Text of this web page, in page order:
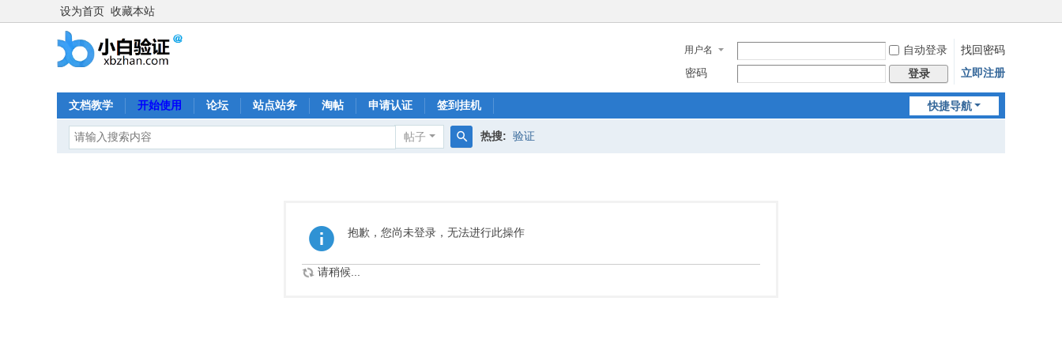
设为首页 收藏本站
用户名 自动登录
找回密码
密码
登录 立即注册
快捷导航
文档教学 开始使用 论坛 站点站务 淘帖 申请认证 签到挂机
帖子 热搜: 验证
抱歉，您尚未登录，无法进行此操作
请稍候...